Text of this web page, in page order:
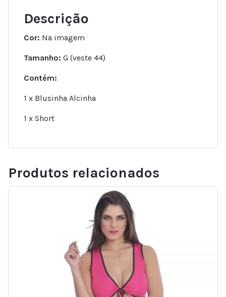
Descrição
Cor: Na imagem
Tamanho: G (veste 44)
Contém:
1 x Blusinha Alcinha
1 x Short
Produtos relacionados